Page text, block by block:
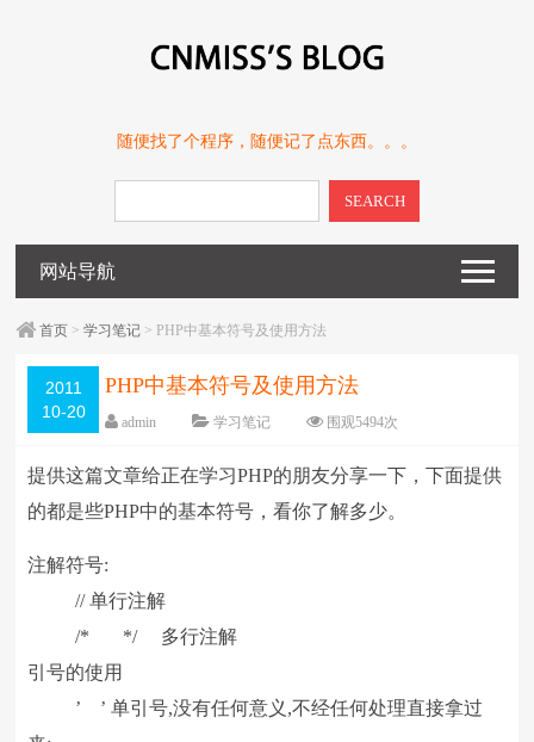
随便找了个程序，随便记了点东西。。。
SEARCH
网站导航
首页 >学习笔记 > PHP中基本符号及使用方法
2011
10-20
PHP中基本符号及使用方法
admin 学习笔记 围观5494次
字体：大 中 小
提供这篇文章给正在学习PHP的朋友分享一下，下面提供
的都是些PHP中的基本符号，看你了解多少。
注解符号:
// 单行注解
/* */ 多行注解
引号的使用
’ ’ 单引号,没有任何意义,不经任何处理直接拿过